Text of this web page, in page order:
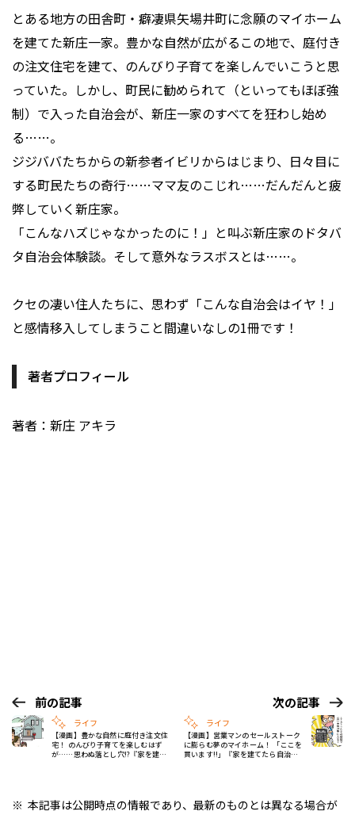
とある地方の田舎町・癖凄県矢場井町に念願のマイホーム
を建てた新庄一家。豊かな自然が広がるこの地で、庭付き
の注文住宅を建て、のんびり子育てを楽しんでいこうと思
っていた。しかし、町民に勧められて（といってもほぼ強
制）で入った自治会が、新庄一家のすべてを狂わし始め
る……。
ジジババたちからの新参者イビリからはじまり、日々目に
する町民たちの奇行……ママ友のこじれ……だんだんと疲
弊していく新庄家。
「こんなハズじゃなかったのに！」と叫ぶ新庄家のドタバ
タ自治会体験談。そして意外なラスボスとは……。
クセの凄い住人たちに、思わず「こんな自治会はイヤ！」
と感情移入してしまうこと間違いなしの1冊です！
著者プロフィール
著者：新庄 アキラ
前の記事
ライフ
【漫画】豊かな自然に庭付き注文住
宅！ のんびり子育てを楽しむはず
が……思わぬ落とし穴!?『家を建て
次の記事
ライフ
【漫画】営業マンのセールストーク
に膨らむ夢のマイホーム！ 「ここを
買います!!」『家を建てたら自治会
本記事は公開時点の情報であり、最新のものとは異なる場合が